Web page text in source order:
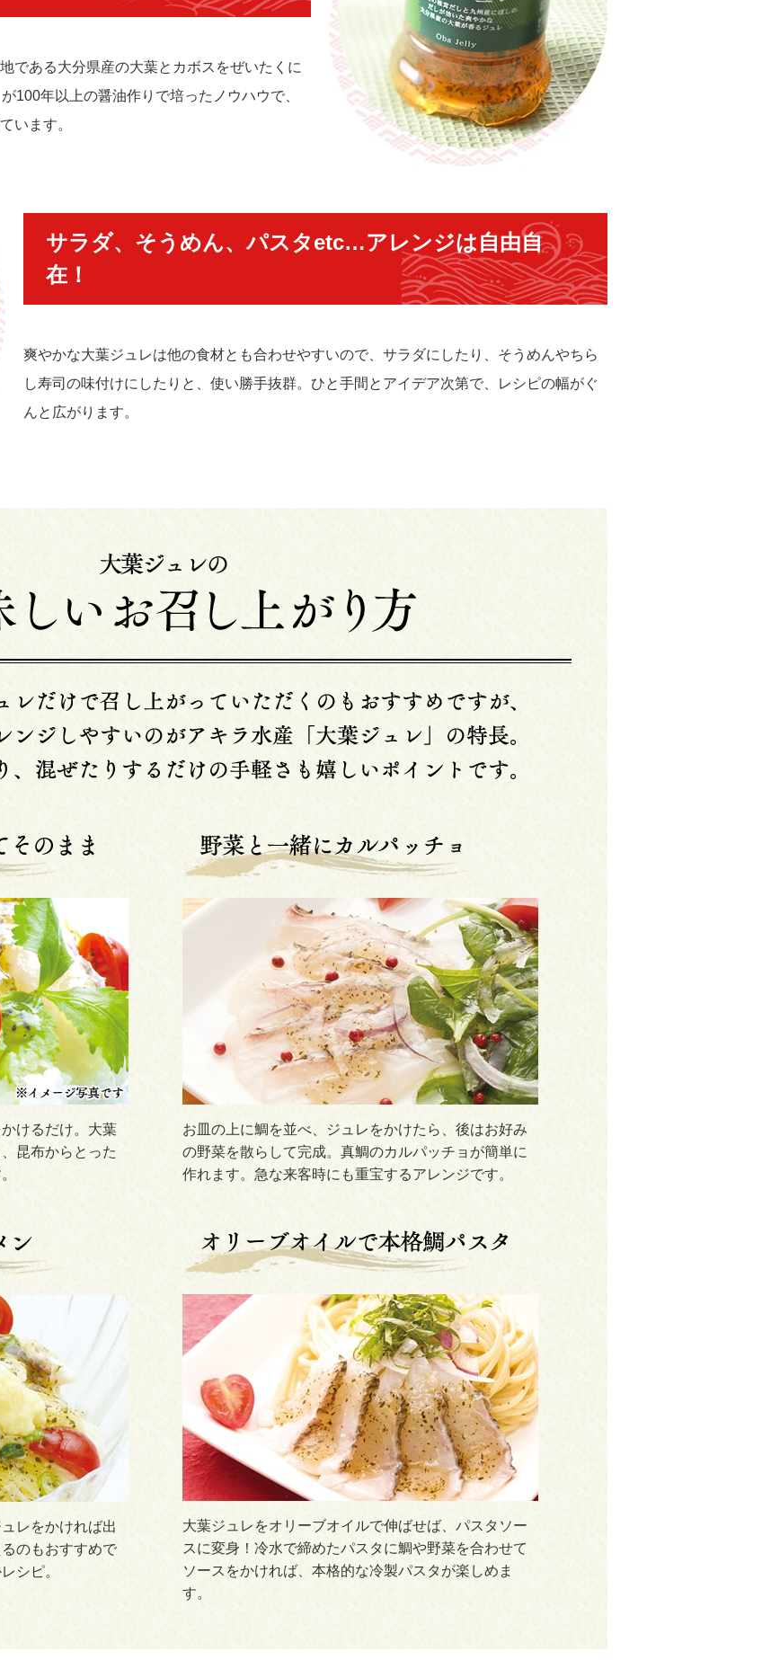
である大分県産の大葉とカボスをぜいたくに
100年以上の醤油作りで培ったノウハウで、
います。
サラダ、そうめん、パスタetc…アレンジは自由自
在！
爽やかな大葉ジュレは他の食材とも合わせやすいので、サラダにしたり、そうめんやちら
し寿司の味付けにしたりと、使い勝手抜群。ひと手間とアイデア次第で、レシピの幅がぐ
んと広がります。
けるだけ。大葉
昆布からとった
お皿の上に鯛を並べ、ジュレをかけたら、後はお好み
の野菜を散らして完成。真鯛のカルパッチョが簡単に
作れます。急な来客時にも重宝するアレンジです。
レをかければ出
のもおすすめで
シピ。
大葉ジュレをオリーブオイルで伸ばせば、パスタソー
スに変身！冷水で締めたパスタに鯛や野菜を合わせて
ソースをかければ、本格的な冷製パスタが楽しめま
す。